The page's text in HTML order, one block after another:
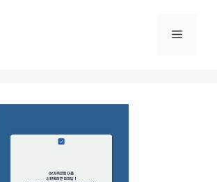
메